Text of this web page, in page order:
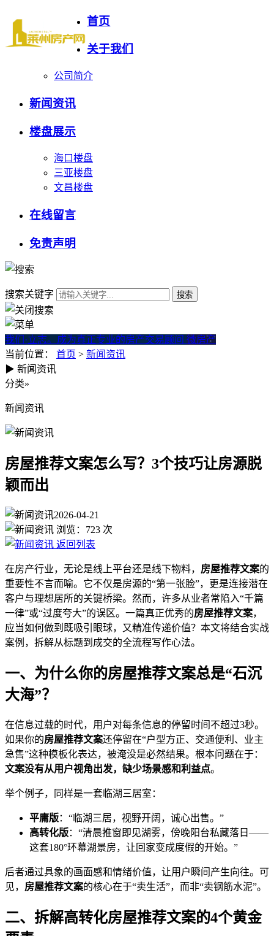
首页
关于我们
公司简介
新闻资讯
楼盘展示
海口楼盘
三亚楼盘
文昌楼盘
在线留言
免责声明
搜索关键字
我们·立志。成为真正专业的房产交易顾问 微房产
当前位置： 首页 > 新闻资讯
房屋推荐文案怎么写？3个技
▶ 新闻资讯
分类»
新闻资讯
房屋推荐文案怎么写？3个技巧让房源脱
颖而出
2026-04-21
浏览： 723 次
返回列表
在房产行业，无论是线上平台还是线下物料， 房屋推荐文案的
重要性不言而喻。它不仅是房源的“第一张脸”，更是连接潜在
客户与理想居所的关键桥梁。然而，许多从业者常陷入“千篇
一律”或“过度夸大”的误区。一篇真正优秀的房屋推荐文案，
应当如何做到既吸引眼球，又精准传递价值？本文将结合实战
案例，拆解从标题到成交的全流程写作心法。
一、为什么你的房屋推荐文案总是“石沉
大海”？
在信息过载的时代，用户对每条信息的停留时间不超过3秒。
如果你的房屋推荐文案还停留在“户型方正、交通便利、业主
急售”这种模板化表达，被淹没是必然结果。根本问题在于：
文案没有从用户视角出发，缺少场景感和利益点。
举个例子，同样是一套临湖三居室：
平庸版：“临湖三居，视野开阔，诚心出售。”
高转化版：“清晨推窗即见湖雾，傍晚阳台私藏落日——
这套180°环幕湖景房，让回家变成度假的开始。”
后者通过具象的画面感和情绪价值，让用户瞬间产生向往。可
见， 房屋推荐文案的核心在于“卖生活”，而非“卖钢筋水泥”。
二、拆解高转化房屋推荐文案的4个黄金